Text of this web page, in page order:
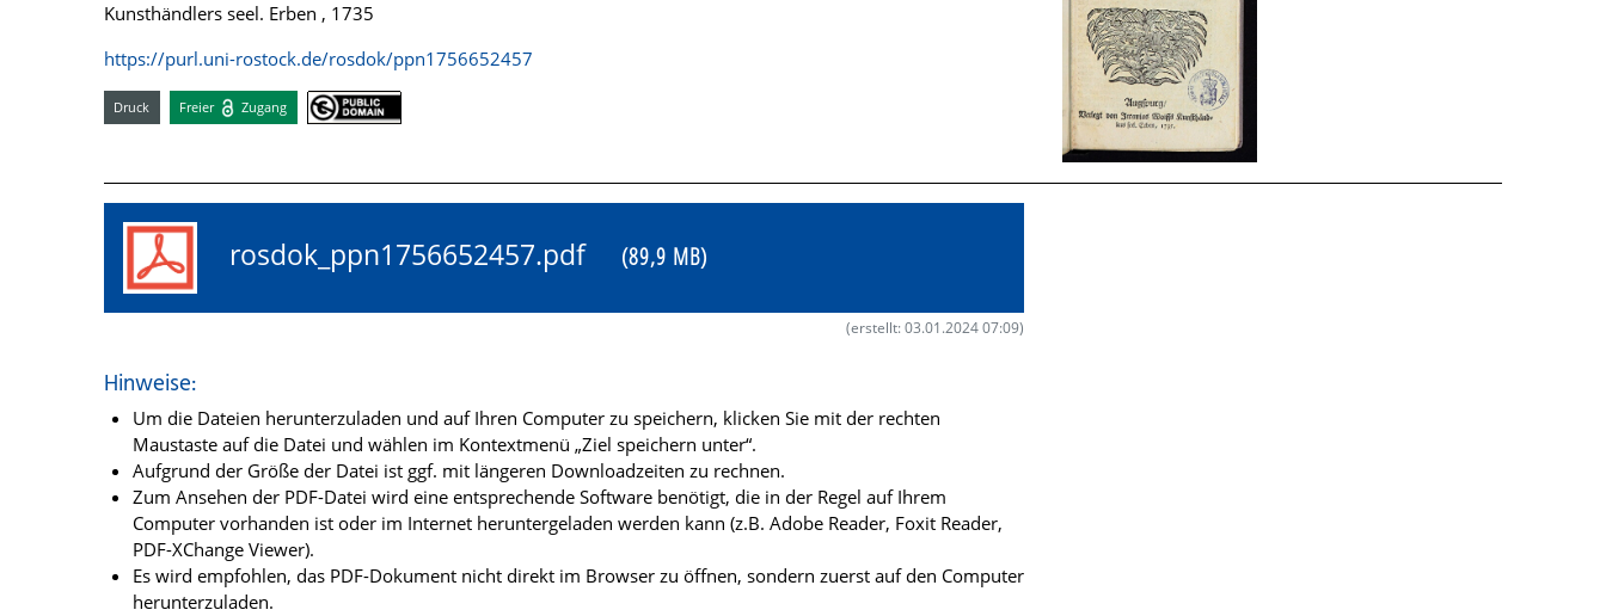
Kunsthändlers seel. Erben , 1735
https://purl.uni-rostock.de/rosdok/ppn1756652457
Druck Freier Zugang
rosdok_ppn1756652457.pdf (89,9 MB)
(erstellt: 03.01.2024 07:09)
Hinweise:
Um die Dateien herunterzuladen und auf Ihren Computer zu speichern, klicken Sie mit der rechten
Maustaste auf die Datei und wählen im Kontextmenü „Ziel speichern unter“.
Aufgrund der Größe der Datei ist ggf. mit längeren Downloadzeiten zu rechnen.
Zum Ansehen der PDF-Datei wird eine entsprechende Software benötigt, die in der Regel auf Ihrem
Computer vorhanden ist oder im Internet heruntergeladen werden kann (z.B. Adobe Reader, Foxit Reader,
PDF-XChange Viewer).
Es wird empfohlen, das PDF-Dokument nicht direkt im Browser zu öffnen, sondern zuerst auf den Computer
herunterzuladen.